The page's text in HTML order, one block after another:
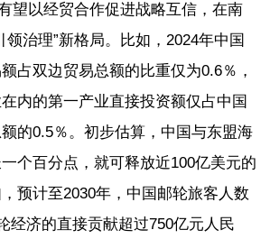
望以经贸合作促进战略互信，在南
领治理”新格局。比如，2024年中国
占双边贸易总额的比重仅为0.6％，
内的第一产业直接投资额仅占中国
的0.5％。初步估算，中国与东盟海
个百分点，就可释放近100亿美元的
预计至2030年，中国邮轮旅客人数
经济的直接贡献超过750亿元人民